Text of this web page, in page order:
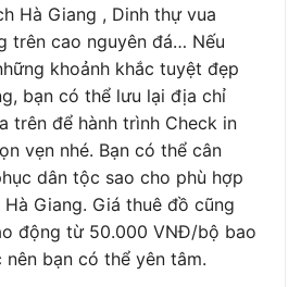
Hà Giang , Dinh thự vua
trên cao nguyên đá… Nếu
khoảnh khắc tuyệt đẹp
bạn có thể lưu lại địa chỉ
trên để hành trình Check in
vẹn nhé. Bạn có thể cân
dân tộc sao cho phù hợp
Giang. Giá thuê đồ cũng
động từ 50.000 VNĐ/bộ bao
bạn có thể yên tâm.